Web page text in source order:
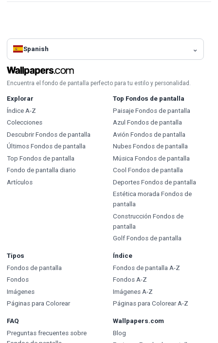
Spanish
Encuentra el fondo de pantalla perfecto para tu estilo y personalidad.
Explorar
Índice A-Z
Colecciones
Descubrir Fondos de pantalla
Últimos Fondos de pantalla
Top Fondos de pantalla
Fondo de pantalla diario
Artículos
Top Fondos de pantalla
Paisaje Fondos de pantalla
Azul Fondos de pantalla
Avión Fondos de pantalla
Nubes Fondos de pantalla
Música Fondos de pantalla
Cool Fondos de pantalla
Deportes Fondos de pantalla
Estética morada Fondos de
pantalla
Construcción Fondos de
pantalla
Golf Fondos de pantalla
Tipos
Fondos de pantalla
Fondos
Imágenes
Páginas para Colorear
Índice
Fondos de pantalla A-Z
Fondos A-Z
Imágenes A-Z
Páginas para Colorear A-Z
FAQ
Preguntas frecuentes sobre
Wallpapers.com
Blog